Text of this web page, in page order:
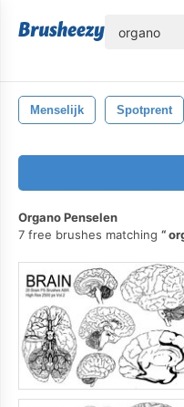
Menselijk Spotprent
Organo Penselen
7 free brushes matching